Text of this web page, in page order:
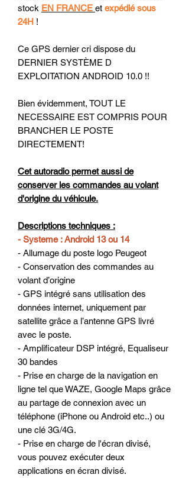
stock EN FRANCE et expédié sous
24H !
Ce GPS dernier cri dispose du
DERNIER SYSTÈME D
EXPLOITATION ANDROID 10.0 !!
Bien évidemment, TOUT LE
NECESSAIRE EST COMPRIS POUR
BRANCHER LE POSTE
DIRECTEMENT!
Cet autoradio permet aussi de
conserver les commandes au volant
d'origine du véhicule.
Descriptions techniques :
- Systeme : Android 13 ou 14
- Allumage du poste logo Peugeot
- Conservation des commandes au
volant d’origine
- GPS intégré sans utilisation des
données internet, uniquement par
satellite grâce a l’antenne GPS livré
avec le poste.
- Amplificateur DSP intégré, Equaliseur
30 bandes
- Prise en charge de la navigation en
ligne tel que WAZE, Google Maps grâce
au partage de connexion avec un
téléphone (iPhone ou Android etc..) ou
une clé 3G/4G.
- Prise en charge de l'écran divisé,
vous pouvez exécuter deux
applications en écran divisé.